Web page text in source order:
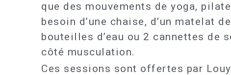
que des mouvements de yoga,
besoin d’une chaise, d’un matelat
bouteilles d’eau ou 2 cannettes de
côté musculation.
Ces sessions sont offertes par